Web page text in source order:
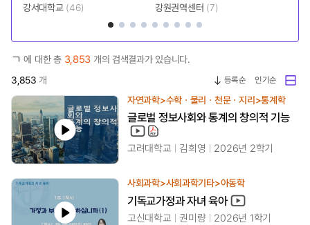
강서대학교 (46) 강원권역센터 (7)
ㄱ 에 대한 총 3,853 개의 검색결과가 있습니다.
3,853 개 등록순 인기순
자연과학>수학ㆍ물리ㆍ천문ㆍ지리>통계학
글로벌 정보사회와 통계의 창의적 기능
고려대학교 김희영 2026년 2학기
사회과학>사회과학기타>아동학
기독교가정과 자녀 육아
고신대학교 권미량 2026년 1학기